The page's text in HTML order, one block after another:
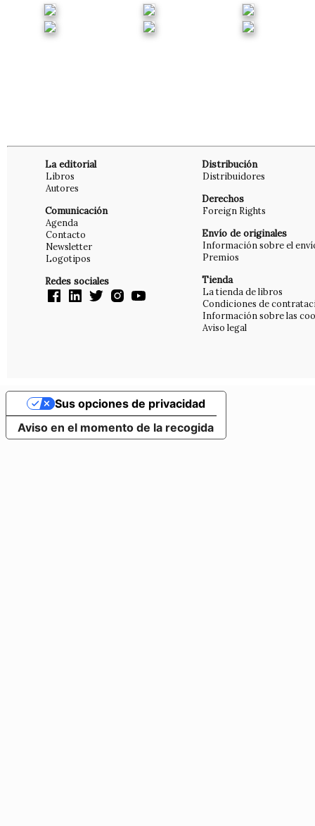
La editorial
Libros
Autores
Comunicación
Agenda
Contacto
Newsletter
Logotipos
Redes sociales
Distribución
Distribuidores
Derechos
Foreign Rights
Envío de originales
Información sobre el
Premios
Tienda
La tienda de libros
Condiciones de
Información sobre las
Aviso legal
Aviso en el momento de la recogida
Sus opciones de privacidad